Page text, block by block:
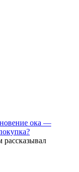
ока —
рассказывал